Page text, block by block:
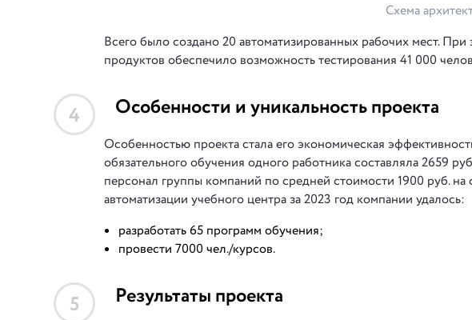
Схема
Всего было создано 20 автоматизированных рабочих мест.
продуктов обеспечило возможность тестирования 41 000
4 Особенности и уникальность проекта
Особенностью проекта стала его экономическая
обязательного обучения одного работника составляла 2659
персонал группы компаний по средней стоимости 1900 руб. на
автоматизации учебного центра за 2023 год компании удалось:
разработать 65 программ обучения;
провести 7000 чел./курсов.
5 Результаты проекта